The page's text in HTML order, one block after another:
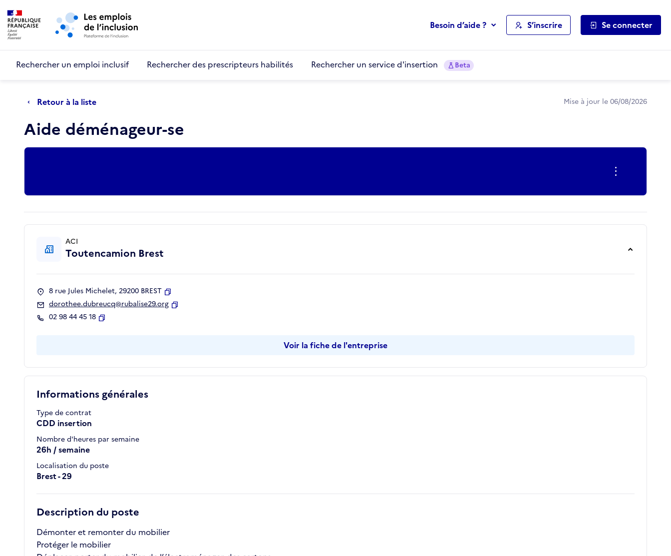
Aller au menu principal
Besoin d’aide ? S’inscrire Se connecter
Rechercher un emploi inclusif Rechercher des prescripteurs habilités Rechercher un service d'insertion Beta
Retour à la liste Mise à jour le 06/08/2026
Aide déménageur-se
Informations générales
Type de contrat
CDD insertion
Nombre d'heures par semaine
26h / semaine
Localisation du poste
Brest - 29
Description du poste
Démonter et remonter du mobilier
Protéger le mobilier
ACI
Toutencamion Brest
8 rue Jules Michelet, 29200 BREST
Copier
dorothee.dubreucq@rubalise29.org
02 98 44 45 18
Voir la fiche de l'entreprise